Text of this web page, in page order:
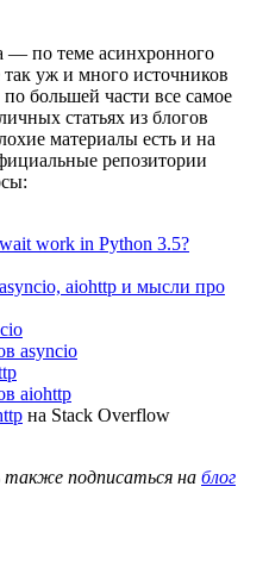
— по теме асинхронного
уж и много источников
большей части все самое
статьях из блогов
материалы есть и на
репозитории
work in Python 3.5?
aiohttp и мысли про
asyncio
aiohttp
на Stack Overflow
подписаться на блог